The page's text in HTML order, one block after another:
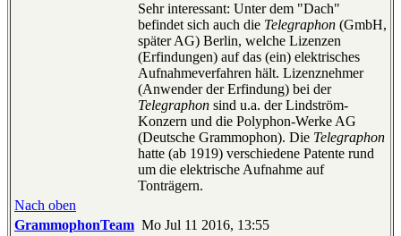
Sehr interessant: Unter dem "Dach"
befindet sich auch die Telegraphon (GmbH,
später AG) Berlin, welche Lizenzen
(Erfindungen) auf das (ein) elektrisches
Aufnahmeverfahren hält. Lizenznehmer
(Anwender der Erfindung) bei der
Telegraphon sind u.a. der Lindström-
Konzern und die Polyphon-Werke AG
(Deutsche Grammophon). Die Telegraphon
hatte (ab 1919) verschiedene Patente rund
um die elektrische Aufnahme auf
Tonträgern.
Nach oben
GrammophonTeam Mo Jul 11 2016, 13:55